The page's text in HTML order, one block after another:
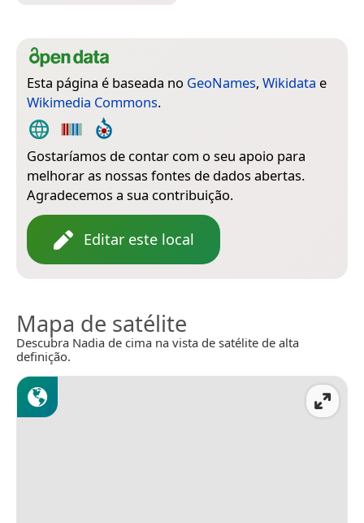
Esta página é baseada no GeoNames, Wikidata e
Wikimedia Commons.
Gostaríamos de contar com o seu apoio para
melhorar as nossas fontes de dados abertas.
Agradecemos a sua contribuição.
Editar este local
Mapa de satélite
Descubra Nadia de cima na vista de satélite de alta
definição.